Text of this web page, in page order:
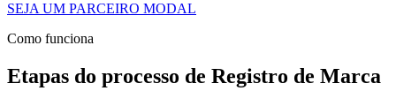
SEJA UM PARCEIRO MODAL
Como funciona
Etapas do processo de Registro de Marca